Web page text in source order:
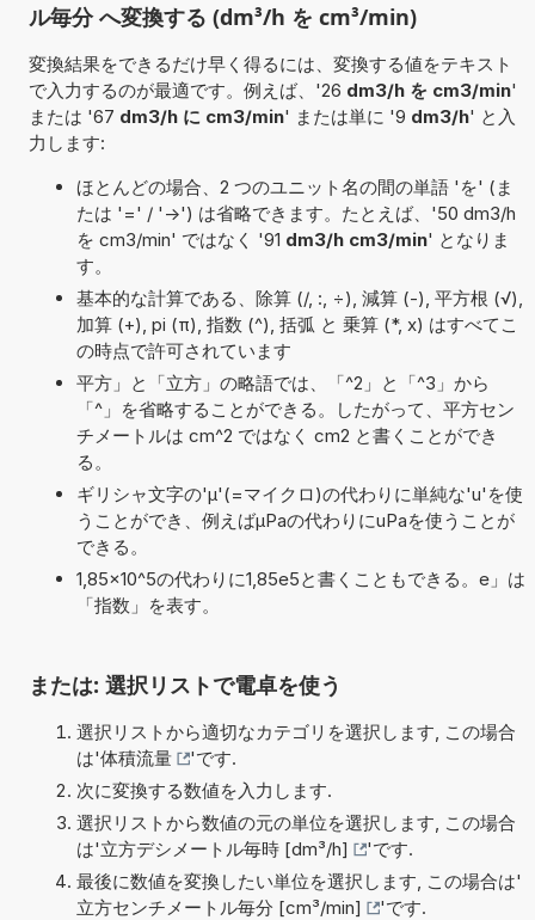
ル毎分 へ変換する (dm³/h を cm³/min)
変換結果をできるだけ早く得るには、変換する値をテキスト
で入力するのが最適です。例えば、'26 dm3/h を cm3/min'
または '67 dm3/h に cm3/min' または単に '9 dm3/h' と入
力します:
ほとんどの場合、2 つのユニット名の間の単語 'を' (ま
たは '=' / '->') は省略できます。たとえば、'50 dm3/h
を cm3/min' ではなく '91 dm3/h cm3/min' となりま
す。
基本的な計算である、除算 (/, :, ÷), 減算 (-), 平方根 (√),
加算 (+), pi (π), 指数 (^), 括弧 と 乗算 (*, x) はすべてこ
の時点で許可されています
平方」と「立方」の略語では、「^2」と「^3」から
「^」を省略することができる。したがって、平方セン
チメートルは cm^2 ではなく cm2 と書くことができ
る。
ギリシャ文字の'μ'(=マイクロ)の代わりに単純な'u'を使
うことができ、例えばµPaの代わりにuPaを使うことが
できる。
1,85×10^5の代わりに1,85e5と書くこともできる。e」は
「指数」を表す。
または: 選択リストで電卓を使う
選択リストから適切なカテゴリを選択します, この場合
は'体積流量
'です.
次に変換する数値を入力します.
選択リストから数値の元の単位を選択します, この場合
は'立方デシメートル毎時 [dm³/h]
'です.
最後に数値を変換したい単位を選択します, この場合は'
立方センチメートル毎分 [cm³/min]
'です.